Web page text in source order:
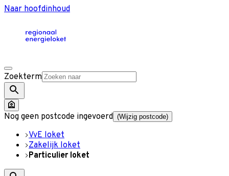
Naar hoofdinhoud
Zoekterm
Nog geen postcode ingevoerd (Wijzig postcode)
VvE loket
Zakelijk loket
Particulier loket